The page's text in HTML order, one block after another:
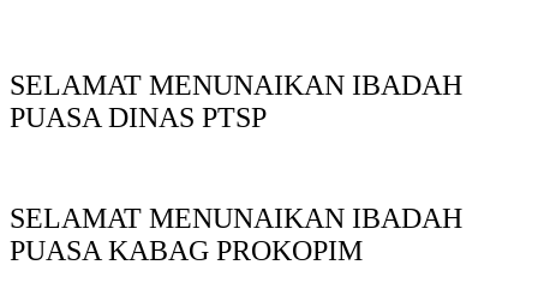
SELAMAT MENUNAIKAN IBADAH
PUASA DINAS PTSP
SELAMAT MENUNAIKAN IBADAH
PUASA KABAG PROKOPIM